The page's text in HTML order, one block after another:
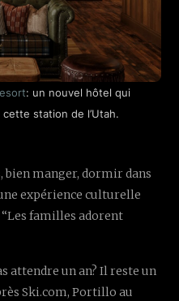
: un nouvel hôtel qui
station de l’Utah.
manger, dormir dans
expérience culturelle
“Les familles adorent
attendre un an? Il reste un
Ski.com, Portillo au